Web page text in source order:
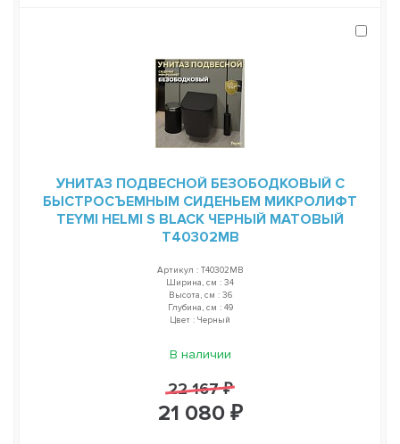
УНИТАЗ ПОДВЕСНОЙ БЕЗОБОДКОВЫЙ С
БЫСТРОСЪЕМНЫМ СИДЕНЬЕМ МИКРОЛИФТ
TEYMI HELMI S BLACK ЧЕРНЫЙ МАТОВЫЙ
T40302MB
Артикул : T40302MB
Ширина, см : 34
Высота, см : 36
Глубина, см : 49
Цвет : Черный
В наличии
22 167 ₽
21 080 ₽